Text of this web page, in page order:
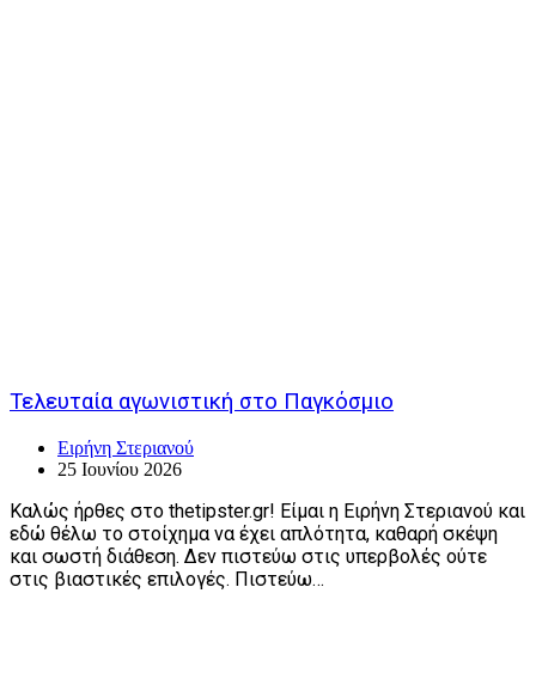
Τελευταία αγωνιστική στο Παγκόσμιο
Ειρήνη Στεριανού
25 Ιουνίου 2026
Καλώς ήρθες στο thetipster.gr! Είμαι η Ειρήνη Στεριανού και
εδώ θέλω το στοίχημα να έχει απλότητα, καθαρή σκέψη
και σωστή διάθεση. Δεν πιστεύω στις υπερβολές ούτε
στις βιαστικές επιλογές. Πιστεύω…